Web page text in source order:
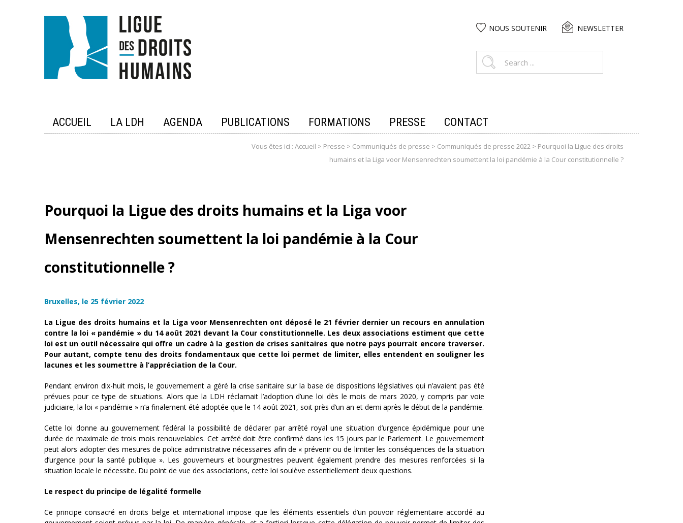
NOUS SOUTENIR NEWSLETTER
ACCUEIL LA LDH AGENDA PUBLICATIONS FORMATIONS PRESSE CONTACT
Vous êtes ici : Accueil > Presse > Communiqués de presse > Communiqués de presse 2022> Pourquoi la Ligue des droits
humains et la Liga voor Mensenrechten soumettent la loi pandémie à la Cour constitutionnelle ?
Pourquoi la Ligue des droits humains et la Liga voor
Mensenrechten soumettent la loi pandémie à la Cour
constitutionnelle ?
Bruxelles, le 25 février 2022
La Ligue des droits humains et la Liga voor Mensenrechten ont déposé le 21 février dernier un recours en annulation
contre la loi « pandémie » du 14 août 2021 devant la Cour constitutionnelle. Les deux associations estiment que cette
loi est un outil nécessaire qui offre un cadre à la gestion de crises sanitaires que notre pays pourrait encore traverser.
Pour autant, compte tenu des droits fondamentaux que cette loi permet de limiter, elles entendent en souligner les
lacunes et les soumettre à l’appréciation de la Cour.
Pendant environ dix-huit mois, le gouvernement a géré la crise sanitaire sur la base de dispositions législatives qui n’avaient pas été
prévues pour ce type de situations. Alors que la LDH réclamait l’adoption d’une loi dès le mois de mars 2020, y compris par voie
judiciaire, la loi « pandémie » n’a finalement été adoptée que le 14 août 2021, soit près d’un an et demi après le début de la pandémie.
Cette loi donne au gouvernement fédéral la possibilité de déclarer par arrêté royal une situation d’urgence épidémique pour une
durée de maximale de trois mois renouvelables. Cet arrêté doit être confirmé dans les 15 jours par le Parlement. Le gouvernement
peut alors adopter des mesures de police administrative nécessaires afin de « prévenir ou de limiter les conséquences de la situation
d’urgence pour la santé publique ». Les gouverneurs et bourgmestres peuvent également prendre des mesures renforcées si la
situation locale le nécessite. Du point de vue des associations, cette loi soulève essentiellement deux questions.
Le respect du principe de légalité formelle
Ce principe consacré en droits belge et international impose que les éléments essentiels d’un pouvoir réglementaire accordé au